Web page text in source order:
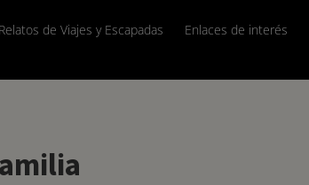
de Viajes y Escapadas Enlaces de interés